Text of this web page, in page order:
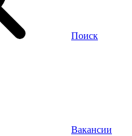
Поиск
Вакансии